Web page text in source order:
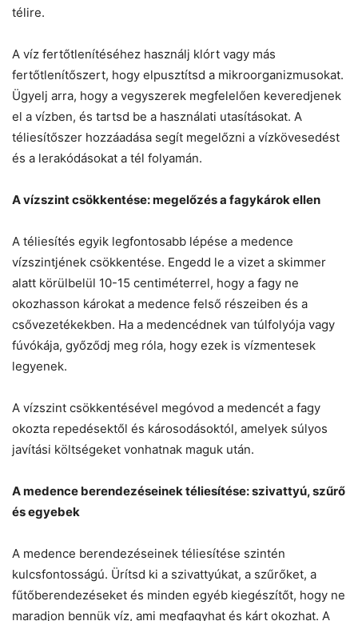
télire.
A víz fertőtlenítéséhez használj klórt vagy más
fertőtlenítőszert, hogy elpusztítsd a mikroorganizmusokat.
Ügyelj arra, hogy a vegyszerek megfelelően keveredjenek
el a vízben, és tartsd be a használati utasításokat. A
téliesítőszer hozzáadása segít megelőzni a vízkövesedést
és a lerakódásokat a tél folyamán.
A vízszint csökkentése: megelőzés a fagykárok ellen
A téliesítés egyik legfontosabb lépése a medence
vízszintjének csökkentése. Engedd le a vizet a skimmer
alatt körülbelül 10-15 centiméterrel, hogy a fagy ne
okozhasson károkat a medence felső részeiben és a
csővezetékekben. Ha a medencédnek van túlfolyója vagy
fúvókája, győződj meg róla, hogy ezek is vízmentesek
legyenek.
A vízszint csökkentésével megóvod a medencét a fagy
okozta repedésektől és károsodásoktól, amelyek súlyos
javítási költségeket vonhatnak maguk után.
A medence berendezéseinek téliesítése: szivattyú, szűrő
és egyebek
A medence berendezéseinek téliesítése szintén
kulcsfontosságú. Ürítsd ki a szivattyúkat, a szűrőket, a
fűtőberendezéseket és minden egyéb kiegészítőt, hogy ne
maradjon bennük víz, ami megfagyhat és kárt okozhat. A